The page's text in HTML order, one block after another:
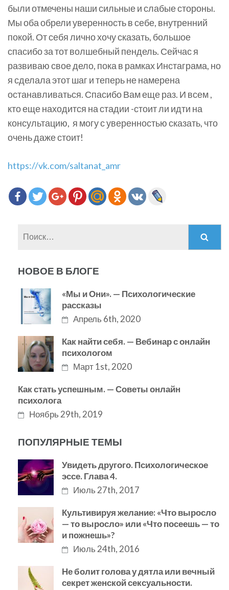
были отмечены наши сильные и слабые стороны.
Мы оба обрели уверенность в себе, внутренний
покой. От себя лично хочу сказать, большое
спасибо за тот волшебный пендель. Сейчас я
развиваю свое дело, пока в рамках Инстаграма, но
я сделала этот шаг и теперь не намерена
останавливаться. Спасибо Вам еще раз. И всем ,
кто еще находится на стадии -стоит ли идти на
консультацию, я могу с уверенностью сказать, что
очень даже стоит!
https://vk.com/saltanat_amr
НОВОЕ В БЛОГЕ
«Мы и Они». — Психологические
рассказы
Апрель 6th, 2020
Как найти себя. — Вебинар с онлайн
психологом
Март 1st, 2020
Как стать успешным. — Советы онлайн
психолога
Ноябрь 29th, 2019
ПОПУЛЯРНЫЕ ТЕМЫ
Увидеть другого. Психологическое
эссе. Глава 4.
Июль 27th, 2017
Культивируя желание: «Что выросло
— то выросло» или «Что посеешь — то
и пожнешь»?
Июль 24th, 2016
Не болит голова у дятла или вечный
секрет женской сексуальности.